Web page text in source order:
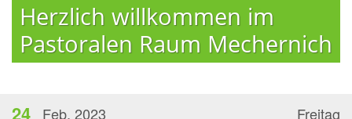
Herzlich willkommen im
Pastoralen Raum Mechernich
Freitag
24 Feb. 2023